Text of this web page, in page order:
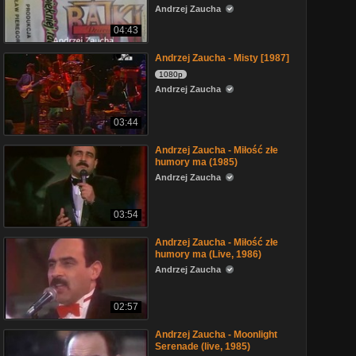
04:43
Andrzej Zaucha
03:44
Andrzej Zaucha - Misty [1987]
1080p
Andrzej Zaucha
03:54
Andrzej Zaucha - Miłość złe
humory ma (1985)
Andrzej Zaucha
02:57
Andrzej Zaucha - Miłość złe
humory ma (Live, 1986)
Andrzej Zaucha
Andrzej Zaucha - Moonlight
Serenade (live, 1985)